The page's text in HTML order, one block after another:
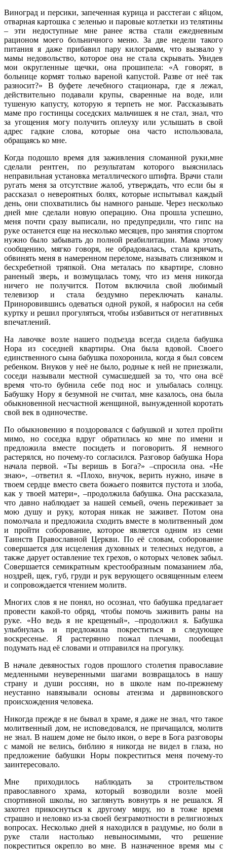
Виноград и персики, запеченная курица и расстегаи с яйцом,
отварная картошка с зеленью и паровые котлетки из телятины
– эти недоступные мне ранее яства стали ежедневным
рационом моего больничного меню. За две недели такого
питания я даже прибавил пару килограмм, что вызвало у
мамы недовольство, которое она не стала скрывать. Увидев
мои округленные щечки, она прошипела: «А говорят, в
больнице кормят только вареной капустой. Разве от неё так
разносит?» В буфете лечебного стационара, где я лежал,
действительно подавали крупы, сваренные на воде, или
тушеную капусту, которую я терпеть не мог. Рассказывать
маме про гостинцы соседских мальчишек я не стал, знал, что
за угощения могу получить оплеуху или услышать в свой
адрес гадкие слова, которые она часто использовала,
обращаясь ко мне.
Когда подошло время для заживления сломанной руки,мне
сделали рентген, по результатам которого выяснилась
неправильная установка металлического штифта. Врачи стали
ругать меня за отсутствие жалоб, утверждать, что если бы я
рассказал о невероятных болях, которые испытывал каждый
день, они спохватились бы намного раньше. Через несколько
дней мне сделали новую операцию. Она прошла успешно,
меня почти сразу выписали, но предупредили, что гипс на
руке останется еще на несколько месяцев, про занятия спортом
нужно было забывать до полной реабилитации. Мама этому
сообщению, мягко говоря, не обрадовалась, стала кричать,
обвинять меня в намеренном переломе, называть слизняком и
бесхребетной тряпкой. Она металась по квартире, словно
раненый зверь, и возмущалась тому, что из меня никогда
ничего не получится. Потом включила свой любимый
телевизор и стала бездумно переключать каналы.
Приноровившись одеваться одной рукой, я набросил на себя
куртку и решил прогуляться, чтобы избавиться от негативных
впечатлений.
На лавочке возле нашего подъезда всегда сидела бабушка
Нора из соседней квартиры. Она была вдовой. Своего
единственного сына бабушка похоронила, когда я был совсем
ребенком. Внуков у неё не было, родные к ней не приезжали,
соседи называли местной сумасшедшей за то, что она всё
время что-то бубнила себе под нос и улыбалась солнцу.
Бабушку Нору я безумной не считал, мне казалось, она была
обыкновенной несчастной женщиной, вынужденной коротать
свой век в одиночестве.
По обыкновению я поздоровался с бабушкой и хотел пройти
мимо, но соседка вдруг обратилась ко мне по имени и
предложила вместе посидеть и поговорить. Я немного
растерялся, но почему-то согласился. Разговор бабушка Нора
начала первой. «Ты веришь в Бога?» –спросила она. «Не
знаю», –ответил я. «Плохо, внучок, верить нужно, иначе в
твоем сердце вместо света божьего появится пустота и злоба,
как у твоей матери», –продолжила бабушка. Она рассказала,
что давно наблюдает за нашей семьей, очень переживает за
мою душу и руку, которая никак не заживет. Потом она
помолчала и предложила сходить вместе в молитвенный дом
и пройти соборование, которое является одним из семи
Таинств Православной Церкви. По её словам, соборование
совершается для исцеления духовных и телесных недугов, а
также дарует оставление тех грехов, о которых человек забыл.
Совершается семикратным крестообразным помазанием лба,
ноздрей, щек, губ, груди и рук верующего освященным елеем
и сопровождается чтением молитв.
Многих слов я не понял, но осознал, что бабушка предлагает
провести какой-то обряд, чтобы помочь заживить раны на
руке. «Но ведь я не крещеный», –продолжил я. Бабушка
улыбнулась и предложила покреститься в следующее
воскресенье. Я растерянно пожал плечами, пообещал
подумать над её словами и отправился на прогулку.
В начале девяностых годов прошлого столетия православие
медленными неуверенными шагами возвращалось в нашу
страну и души россиян, но в школе нам по-прежнему
неустанно навязывали основы атеизма и дарвиновского
происхождения человека.
Никогда прежде я не бывал в храме, я даже не знал, что такое
молитвенный дом, не исповедовался, не причащался, молитв
не знал. В нашем доме не было икон, о вере в Бога разговоры
с мамой не велись, библию я никогда не видел в глаза, но
предложение бабушки Норы покреститься меня почему-то
заинтересовало.
Мне приходилось наблюдать за строительством
православного храма, который возводили возле моей
спортивной школы, но заглянуть вовнутрь я не решался. Я
захотел прикоснуться к другому миру, но в тоже время
страшно и неловко из-за своей безграмотности в религиозных
вопросах. Несколько дней я находился в раздумье, но боли в
руке стали настолько невыносимыми, что решение
покреститься окрепло во мне. В назначенное время мы с